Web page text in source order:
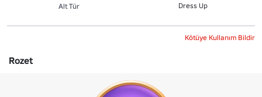
Alt Tür Dress Up
Kötüye Kullanım Bildir
Rozet